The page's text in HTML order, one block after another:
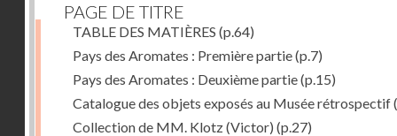
PAGE DE TITRE
TABLE DES MATIÈRES (p.64)
Pays des Aromates : Première partie(p.7)
Pays des Aromates : Deuxième partie(p.15)
Catalogue des objets exposés au Musée rétrospectif
Collection de MM. Klotz (Victor) (p.27)